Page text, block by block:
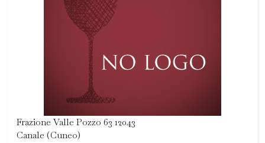
Frazione Valle Pozzo 63 12043
Canale (Cuneo)